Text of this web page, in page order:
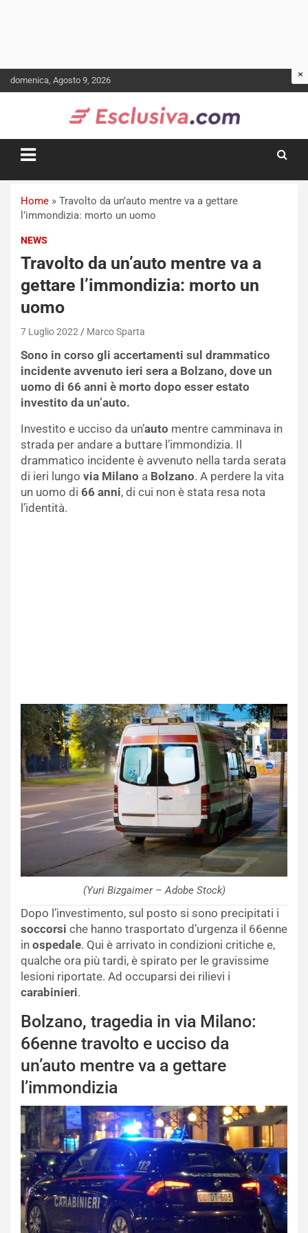
Skip
to
domenica, Agosto 9, 2026
Home » Travolto da un’auto mentre va a gettare
l’immondizia: morto un uomo
NEWS
Travolto da un’auto mentre va a
gettare l’immondizia: morto un
uomo
7 Luglio 2022 Marco Sparta
Sono in corso gli accertamenti sul drammatico
incidente avvenuto ieri sera a Bolzano, dove un
uomo di 66 anni è morto dopo esser estato
investito da un’auto.
Investito e ucciso da un’auto mentre camminava in
strada per andare a buttare l’immondizia. Il
drammatico incidente è avvenuto nella tarda serata
di ieri lungo via Milano a Bolzano. A perdere la vita
un uomo di 66 anni, di cui non è stata resa nota
l’identità.
(Yuri Bizgaimer – Adobe Stock)
Dopo l’investimento, sul posto si sono precipitati i
soccorsi che hanno trasportato d’urgenza il 66enne
in ospedale. Qui è arrivato in condizioni critiche e,
qualche ora più tardi, è spirato per le gravissime
lesioni riportate. Ad occuparsi dei rilievi i
carabinieri.
Bolzano, tragedia in via Milano:
66enne travolto e ucciso da
un’auto mentre va a gettare
l’immondizia